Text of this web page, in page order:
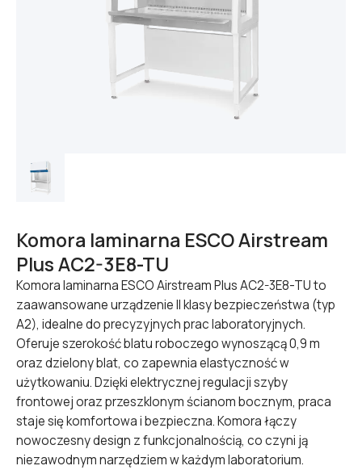
Komora laminarna ESCO Airstream
Plus AC2-3E8-TU
Komora laminarna ESCO Airstream Plus AC2-3E8-TU to
zaawansowane urządzenie II klasy bezpieczeństwa (typ
A2), idealne do precyzyjnych prac laboratoryjnych.
Oferuje szerokość blatu roboczego wynoszącą 0,9 m
oraz dzielony blat, co zapewnia elastyczność w
użytkowaniu. Dzięki elektrycznej regulacji szyby
frontowej oraz przeszklonym ścianom bocznym, praca
staje się komfortowa i bezpieczna. Komora łączy
nowoczesny design z funkcjonalnością, co czyni ją
niezawodnym narzędziem w każdym laboratorium.